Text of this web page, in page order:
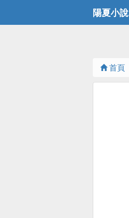
陽夏小說
首頁